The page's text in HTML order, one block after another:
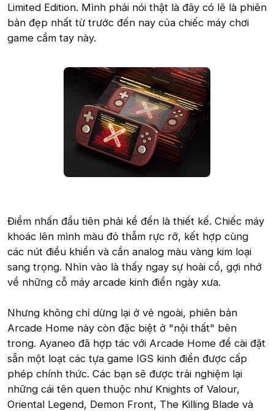
Limited Edition. Mình phải nói thật là đây có lẽ là phiên
bản đẹp nhất từ trước đến nay của chiếc máy chơi
game cầm tay này.
Điểm nhấn đầu tiên phải kể đến là thiết kế. Chiếc máy
khoác lên mình màu đỏ thẫm rực rỡ, kết hợp cùng
các nút điều khiển và cần analog màu vàng kim loại
sang trọng. Nhìn vào là thấy ngay sự hoài cổ, gợi nhớ
về những cỗ máy arcade kinh điển ngày xưa.
Nhưng không chỉ dừng lại ở vẻ ngoài, phiên bản
Arcade Home này còn đặc biệt ở "nội thất" bên
trong. Ayaneo đã hợp tác với Arcade Home để cài đặt
sẵn một loạt các tựa game IGS kinh điển được cấp
phép chính thức. Các bạn sẽ được trải nghiệm lại
những cái tên quen thuộc như Knights of Valour,
Oriental Legend, Demon Front, The Killing Blade và